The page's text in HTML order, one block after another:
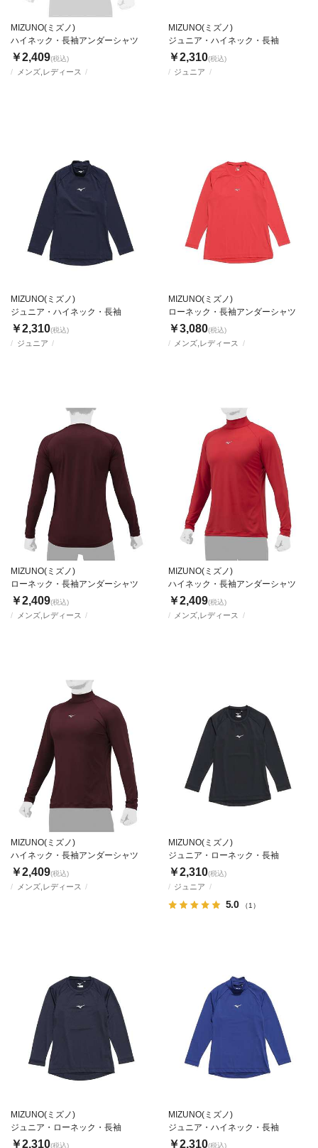
メンズ,レディース
MIZUNO(ミズノ)
ハイネック・長袖アンダーシャツ
￥2,409(税込)
ジュニア
MIZUNO(ミズノ)
ジュニア・ハイネック・長袖
￥2,310(税込)
ジュニア
MIZUNO(ミズノ)
ジュニア・ハイネック・長袖
￥2,310(税込)
メンズ,レディース
MIZUNO(ミズノ)
ローネック・長袖アンダーシャツ
￥3,080(税込)
メンズ,レディース
MIZUNO(ミズノ)
ローネック・長袖アンダーシャツ
￥2,409(税込)
メンズ,レディース
MIZUNO(ミズノ)
ハイネック・長袖アンダーシャツ
￥2,409(税込)
メンズ,レディース
MIZUNO(ミズノ)
ハイネック・長袖アンダーシャツ
￥2,409(税込)
ジュニア
5.0 （1）
MIZUNO(ミズノ)
ジュニア・ローネック・長袖
￥2,310(税込)
MIZUNO(ミズノ)
ジュニア・ローネック・長袖
￥2,310(税込)
MIZUNO(ミズノ)
ジュニア・ハイネック・長袖
￥2,310(税込)